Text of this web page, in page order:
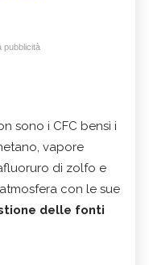
pubblicità
sono i CFC bensì i
vapore
di zolfo e
con le sue
delle fonti